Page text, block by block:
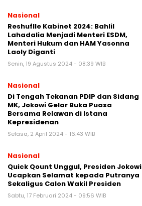
Nasional
Reshuflle Kabinet 2024: Bahlil
Lahadalia Menjadi Menteri ESDM,
Menteri Hukum dan HAM Yasonna
Laoly Diganti
Senin, 19 Agustus 2024 - 08:39 WIB
Nasional
Di Tengah Tekanan PDIP dan Sidang
MK, Jokowi Gelar Buka Puasa
Bersama Relawan di Istana
Kepresidenan
Selasa, 2 April 2024 - 16:43 WIB
Nasional
Quick Qount Unggul, Presiden Jokowi
Ucapkan Selamat kepada Putranya
Sekaligus Calon Wakil Presiden
Sabtu, 17 Februari 2024 - 09:56 WIB